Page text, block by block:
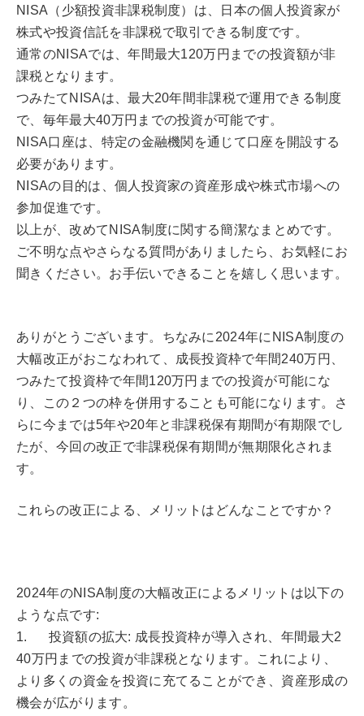
NISA（少額投資非課税制度）は、日本の個人投資家が
株式や投資信託を非課税で取引できる制度です。
通常のNISAでは、年間最大120万円までの投資額が非
課税となります。
つみたてNISAは、最大20年間非課税で運用できる制度
で、毎年最大40万円までの投資が可能です。
NISA口座は、特定の金融機関を通じて口座を開設する
必要があります。
NISAの目的は、個人投資家の資産形成や株式市場への
参加促進です。
以上が、改めてNISA制度に関する簡潔なまとめです。
ご不明な点やさらなる質問がありましたら、お気軽にお
聞きください。お手伝いできることを嬉しく思います。
ありがとうございます。ちなみに2024年にNISA制度の
大幅改正がおこなわれて、成長投資枠で年間240万円、
つみたて投資枠で年間120万円までの投資が可能にな
り、この２つの枠を併用することも可能になります。さ
らに今までは5年や20年と非課税保有期間が有期限でし
たが、今回の改正で非課税保有期間が無期限化されま
す。
これらの改正による、メリットはどんなことですか？
2024年のNISA制度の大幅改正によるメリットは以下の
ような点です:
1. 投資額の拡大: 成長投資枠が導入され、年間最大2
40万円までの投資が非課税となります。これにより、
より多くの資金を投資に充てることができ、資産形成の
機会が広がります。